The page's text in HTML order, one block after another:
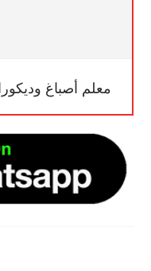
معلم أصباغ وديكورات